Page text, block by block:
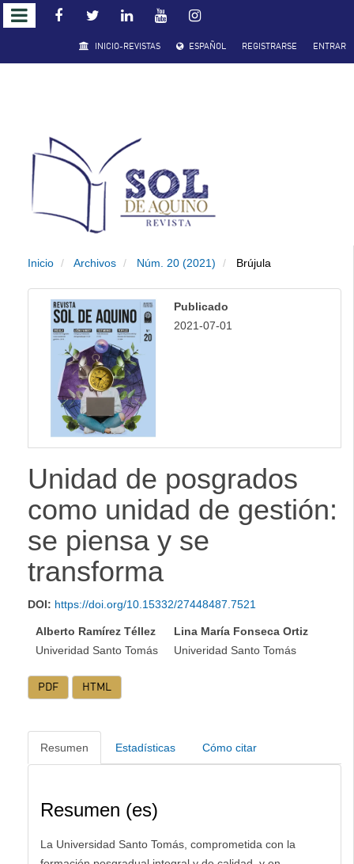
Salto
rápido
contenido
Navegación
principal
Contenido
principal
INICIO-REVISTAS ESPAÑOL REGISTRARSE ENTRAR
Inicio Archivos Núm. 20 (2021) Brújula
Publicado
2021-07-01
Unidad de posgrados
como unidad de gestión:
se piensa y se
transforma
DOI: https://doi.org/10.15332/27448487.7521
Alberto Ramírez Téllez
Univeridad Santo Tomás
Lina María Fonseca Ortiz
Univeridad Santo Tomás
PDF HTML
Resumen Estadísticas Cómo citar
Resumen (es)
La Universidad Santo Tomás, comprometida con la